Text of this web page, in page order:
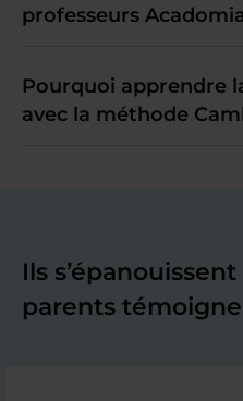
professeurs
Pourquoi apprendre
avec la méthode
Ils
parents